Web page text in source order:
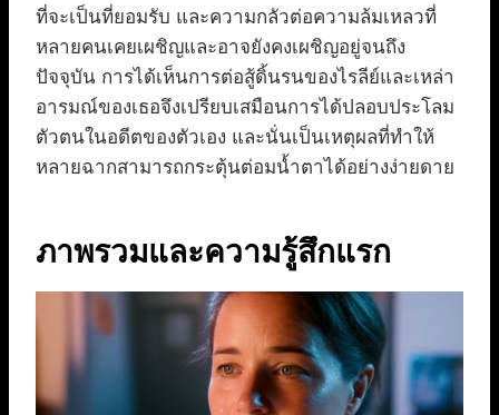
ที่จะเป็นที่ยอมรับ และความกลัวต่อความล้มเหลวที่
หลายคนเคยเผชิญและอาจยังคงเผชิญอยู่จนถึง
ปัจจุบัน การได้เห็นการต่อสู้ดิ้นรนของไรลีย์และเหล่า
อารมณ์ของเธอจึงเปรียบเสมือนการได้ปลอบประโลม
ตัวตนในอดีตของตัวเอง และนั่นเป็นเหตุผลที่ทำให้
หลายฉากสามารถกระตุ้นต่อมน้ำตาได้อย่างง่ายดาย
ภาพรวมและความรู้สึกแรก